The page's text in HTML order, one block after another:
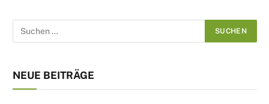
NEUE BEITRÄGE